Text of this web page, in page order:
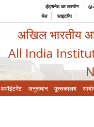
इंट्रानेट का उपयोग
मेल
साइटमैप
अखिल भारतीय
All India
अपॉइंटमेंट अनुसंधान पुस्तकालय